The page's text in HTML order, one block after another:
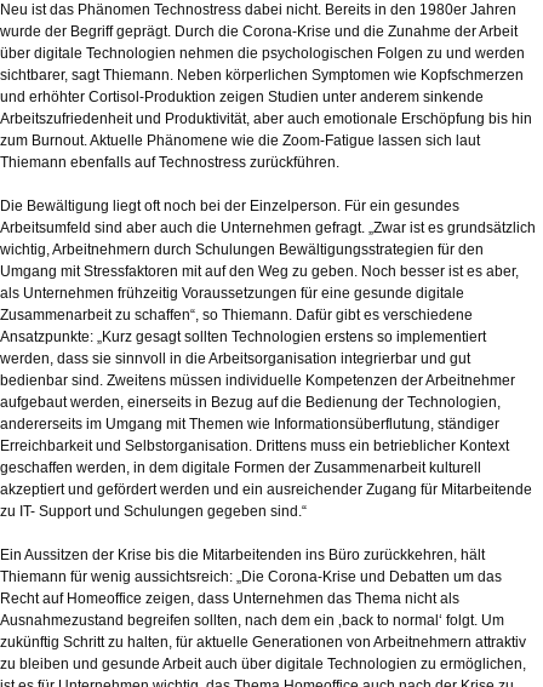
Neu ist das Phänomen Technostress dabei nicht. Bereits in den 1980er Jahren
wurde der Begriff geprägt. Durch die Corona-Krise und die Zunahme der Arbeit
über digitale Technologien nehmen die psychologischen Folgen zu und werden
sichtbarer, sagt Thiemann. Neben körperlichen Symptomen wie Kopfschmerzen
und erhöhter Cortisol-Produktion zeigen Studien unter anderem sinkende
Arbeitszufriedenheit und Produktivität, aber auch emotionale Erschöpfung bis hin
zum Burnout. Aktuelle Phänomene wie die Zoom-Fatigue lassen sich laut
Thiemann ebenfalls auf Technostress zurückführen.
Die Bewältigung liegt oft noch bei der Einzelperson. Für ein gesundes
Arbeitsumfeld sind aber auch die Unternehmen gefragt. „Zwar ist es grundsätzlich
wichtig, Arbeitnehmern durch Schulungen Bewältigungsstrategien für den
Umgang mit Stressfaktoren mit auf den Weg zu geben. Noch besser ist es aber,
als Unternehmen frühzeitig Voraussetzungen für eine gesunde digitale
Zusammenarbeit zu schaffen“, so Thiemann. Dafür gibt es verschiedene
Ansatzpunkte: „Kurz gesagt sollten Technologien erstens so implementiert
werden, dass sie sinnvoll in die Arbeitsorganisation integrierbar und gut
bedienbar sind. Zweitens müssen individuelle Kompetenzen der Arbeitnehmer
aufgebaut werden, einerseits in Bezug auf die Bedienung der Technologien,
andererseits im Umgang mit Themen wie Informationsüberflutung, ständiger
Erreichbarkeit und Selbstorganisation. Drittens muss ein betrieblicher Kontext
geschaffen werden, in dem digitale Formen der Zusammenarbeit kulturell
akzeptiert und gefördert werden und ein ausreichender Zugang für Mitarbeitende
zu IT- Support und Schulungen gegeben sind.“
Ein Aussitzen der Krise bis die Mitarbeitenden ins Büro zurückkehren, hält
Thiemann für wenig aussichtsreich: „Die Corona-Krise und Debatten um das
Recht auf Homeoffice zeigen, dass Unternehmen das Thema nicht als
Ausnahmezustand begreifen sollten, nach dem ein ‚back to normal‘ folgt. Um
zukünftig Schritt zu halten, für aktuelle Generationen von Arbeitnehmern attraktiv
zu bleiben und gesunde Arbeit auch über digitale Technologien zu ermöglichen,